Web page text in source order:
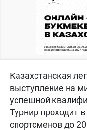
Казахстанская
выступление на
успешной
Турнир проходит
спортсменов до